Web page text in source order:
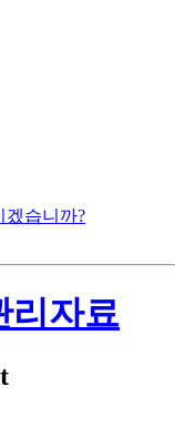
겠습니까?
리자료